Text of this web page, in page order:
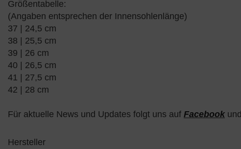
Größentabelle:
(Angaben entsprechen der Innensohlenlänge)
37 | 24,5 cm
38 | 25,5 cm
39 | 26 cm
40 | 26,5 cm
41 | 27,5 cm
42 | 28 cm
Für aktuelle News und Updates folgt uns auf Facebook und
Hersteller